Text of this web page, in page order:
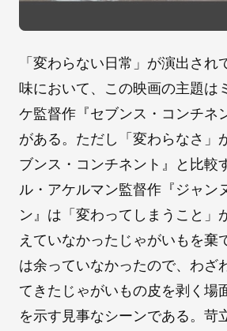
「変わらない日常」が演出され
味において、この映画の主題は
ケ監督作『セブンス・コンチネ
がある。ただし「変わらなさ」
ブンス・コンチネント』と比較
ル・アケルマン監督作『ジャン
ン』は「変わってしまうこと」
えていなかったじゃがいもを棄
は余っていなかったので、わざ
てきたじゃがいもの皮を剥く場
を示す見事なシーンである。苛